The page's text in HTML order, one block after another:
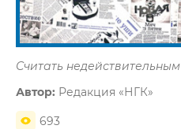
Считать недействительным
Автор: Редакция «НГК»
693